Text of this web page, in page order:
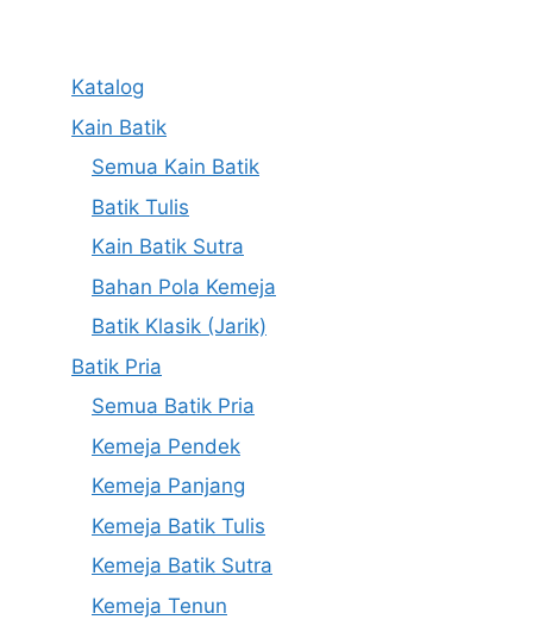
Katalog
Kain Batik
Semua Kain Batik
Batik Tulis
Kain Batik Sutra
Bahan Pola Kemeja
Batik Klasik (Jarik)
Batik Pria
Semua Batik Pria
Kemeja Pendek
Kemeja Panjang
Kemeja Batik Tulis
Kemeja Batik Sutra
Kemeja Tenun